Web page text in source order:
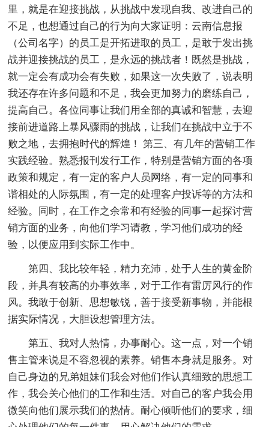
里，就是在迎接挑战，从挑战中发现自我、改进自己的
不足，也想通过自己的行为向大家证明：云南信息报
（公司名字）的员工是开拓进取的员工，是敢于发出挑
战并迎接挑战的员工，是永远的挑战者！既然是挑战，
就一定会有成功会有失败，如果这一次失败了，说表明
我还存在许多问题和不足，我会更加努力的磨练自己，
提高自己。各位同事让我们用全部的真诚和智慧，去迎
接前进道路上暴风骤雨的挑战，让我们在挑战中立于不
败之地，去拥抱时代的辉煌！ 第三、有几年的营销工作
实践经验。熟悉报刊发行工作，特别是营销方面的各项
政策和规定，有一定的客户人员网络，有一定的同事和
谐相处的人际氛围，有一定的处理客户投诉等的方法和
经验。同时，在工作之余常和有经验的同事一起探讨营
销方面的业务，向他们学习请教，学习他们成功的经
验，以便应用到实际工作中。
第四、我比较年轻，精力充沛，处于人生的黄金阶
段，并具有较高的办事效率，对于工作有雷厉风行的作
风。我敢于创新、思想敏锐，善于接受新事物，并能根
据实际情况，大胆设想管理方法。
第五、我对人热情，办事耐心。这一点，对一个销
售主管来说是不容忽视的素养。销售本身就是服务。对
自己身边的兄弟姐妹们我会对他们作认真细致的思想工
作，我会关心他们的工作和生活。对自己的客户我会用
微笑向他们展示我们的热情。耐心倾听他们的要求，细